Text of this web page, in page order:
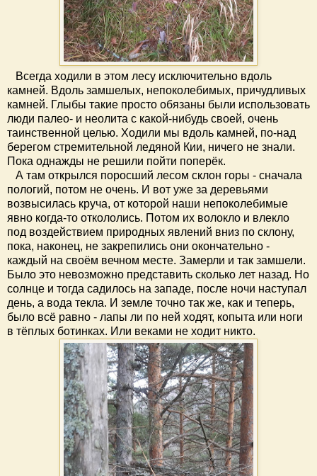
Всегда ходили в этом лесу исключительно вдоль
камней. Вдоль замшелых, непоколебимых, причудливых
камней. Глыбы такие просто обязаны были использовать
люди палео- и неолита с какой-нибудь своей, очень
таинственной целью. Ходили мы вдоль камней, по-над
берегом стремительной ледяной Кии, ничего не знали.
Пока однажды не решили пойти поперёк.
А там открылся поросший лесом склон горы - сначала
пологий, потом не очень. И вот уже за деревьями
возвысилась круча, от которой наши непоколебимые
явно когда-то откололись. Потом их волокло и влекло
под воздействием природных явлений вниз по склону,
пока, наконец, не закрепились они окончательно -
каждый на своём вечном месте. Замерли и так замшели.
Было это невозможно представить сколько лет назад. Но
солнце и тогда садилось на западе, после ночи наступал
день, а вода текла. И земле точно так же, как и теперь,
было всё равно - лапы ли по ней ходят, копыта или ноги
в тёплых ботинках. Или веками не ходит никто.